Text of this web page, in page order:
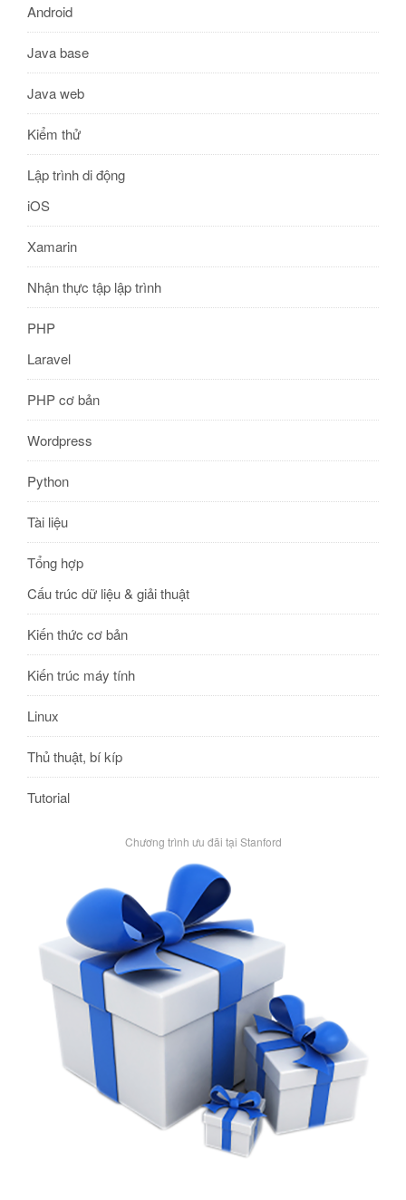
Android
Java base
Java web
Kiểm thử
Lập trình di động
iOS
Xamarin
Nhận thực tập lập trình
PHP
Laravel
PHP cơ bản
Wordpress
Python
Tài liệu
Tổng hợp
Cấu trúc dữ liệu & giải thuật
Kiến thức cơ bản
Kiến trúc máy tính
Linux
Thủ thuật, bí kíp
Tutorial
Chương trình ưu đãi tại Stanford